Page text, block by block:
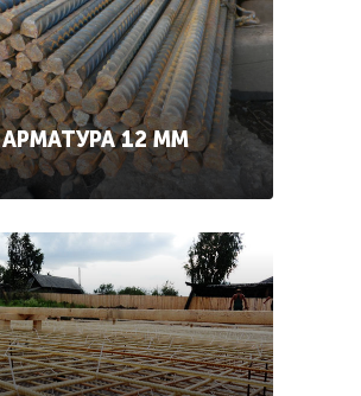
АРМАТУРА 12 ММ